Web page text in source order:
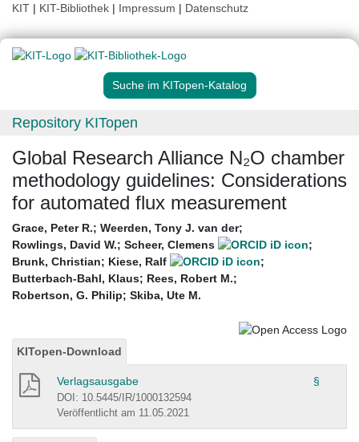
KIT | KIT-Bibliothek | Impressum | Datenschutz
Suche im KITopen-Katalog
Repository KITopen
Global Research Alliance N₂O chamber
methodology guidelines: Considerations
for automated flux measurement
Grace, Peter R.; Weerden, Tony J. van der;
Rowlings, David W.; Scheer, Clemens
;
Brunk, Christian; Kiese, Ralf
;
Butterbach-Bahl, Klaus; Rees, Robert M.;
Robertson, G. Philip; Skiba, Ute M.
KITopen-Download
Verlagsausgabe §
DOI: 10.5445/IR/1000132594
Veröffentlicht am 11.05.2021